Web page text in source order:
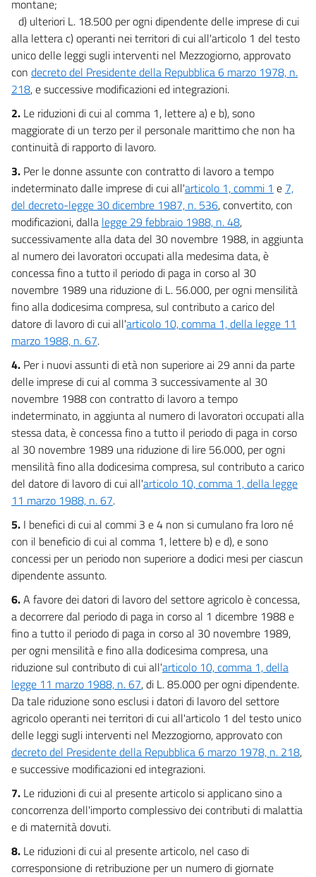
montane;
d) ulteriori L. 18.500 per ogni dipendente delle imprese di cui
alla lettera c) operanti nei territori di cui all'articolo 1 del testo
unico delle leggi sugli interventi nel Mezzogiorno, approvato
con decreto del Presidente della Repubblica 6 marzo 1978, n.
218, e successive modificazioni ed integrazioni.
2. Le riduzioni di cui al comma 1, lettere a) e b), sono
maggiorate di un terzo per il personale marittimo che non ha
continuità di rapporto di lavoro.
3. Per le donne assunte con contratto di lavoro a tempo
indeterminato dalle imprese di cui all'articolo 1, commi 1 e 7,
del decreto-legge 30 dicembre 1987, n. 536, convertito, con
modificazioni, dalla legge 29 febbraio 1988, n. 48,
successivamente alla data del 30 novembre 1988, in aggiunta
al numero dei lavoratori occupati alla medesima data, è
concessa fino a tutto il periodo di paga in corso al 30
novembre 1989 una riduzione di L. 56.000, per ogni mensilità
fino alla dodicesima compresa, sul contributo a carico del
datore di lavoro di cui all'articolo 10, comma 1, della legge 11
marzo 1988, n. 67.
4. Per i nuovi assunti di età non superiore ai 29 anni da parte
delle imprese di cui al comma 3 successivamente al 30
novembre 1988 con contratto di lavoro a tempo
indeterminato, in aggiunta al numero di lavoratori occupati alla
stessa data, è concessa fino a tutto il periodo di paga in corso
al 30 novembre 1989 una riduzione di lire 56.000, per ogni
mensilità fino alla dodicesima compresa, sul contributo a carico
del datore di lavoro di cui all'articolo 10, comma 1, della legge
11 marzo 1988, n. 67.
5. I benefici di cui al commi 3 e 4 non si cumulano fra loro né
con il beneficio di cui al comma 1, lettere b) e d), e sono
concessi per un periodo non superiore a dodici mesi per ciascun
dipendente assunto.
6.A favore dei datori di lavoro del settore agricolo è concessa,
a decorrere dal periodo di paga in corso al 1 dicembre 1988 e
fino a tutto il periodo di paga in corso al 30 novembre 1989,
per ogni mensilità e fino alla dodicesima compresa, una
riduzione sul contributo di cui all'articolo 10, comma 1, della
legge 11 marzo 1988, n. 67, di L. 85.000 per ogni dipendente.
Da tale riduzione sono esclusi i datori di lavoro del settore
agricolo operanti nei territori di cui all'articolo 1 del testo unico
delle leggi sugli interventi nel Mezzogiorno, approvato con
decreto del Presidente della Repubblica 6 marzo 1978, n. 218,
e successive modificazioni ed integrazioni.
7. Le riduzioni di cui al presente articolo si applicano sino a
concorrenza dell'importo complessivo dei contributi di malattia
e di maternità dovuti.
8. Le riduzioni di cui al presente articolo, nel caso di
corresponsione di retribuzione per un numero di giornate